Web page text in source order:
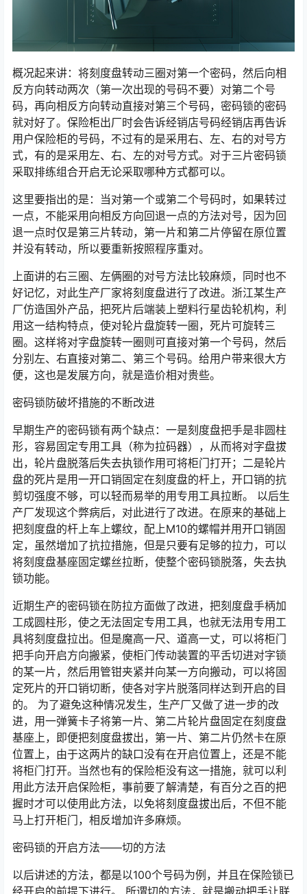
概况起来讲：将刻度盘转动三圈对第一个密码，然后向相
反方向转动两次（第一次出现的号码不要）对第二个号
码，再向相反方向转动直接对第三个号码，密码锁的密码
就对好了。保险柜出厂时会告诉经销店号码经销店再告诉
用户保险柜的号码，不过有的是采用右、左、右的对号方
式，有的是采用左、右、左的对号方式。对于三片密码锁
采取排练组合开启无论采取哪种方式都可以。
这里要指出的是：当对第一个或第二个号码时，如果转过
一点，不能采用向相反方向回退一点的方法对号，因为回
退一点时仅是第三片转动，第一片和第二片停留在原位置
并没有转动，所以要重新按照程序重对。
上面讲的右三圈、左俩圈的对号方法比较麻烦，同时也不
好记忆，对此生产厂家将刻度盘进行了改进。浙江某生产
厂仿造国外产品，把死片后端装上塑料行星齿轮机构，利
用这一结构特点，使对轮片盘旋转一圈，死片可旋转三
圈。这样将对字盘旋转一圈则可直接对第一个号码，然后
分别左、右直接对第二、第三个号码。给用户带来很大方
便，这也是发展方向，就是造价相对贵些。
密码锁防破坏措施的不断改进
早期生产的密码锁有两个缺点：一是刻度盘把手是非圆柱
形，容易固定专用工具（称为拉码器），从而将对字盘拔
出，轮片盘脱落后失去执锁作用可将柜门打开；二是轮片
盘的死片是用一开口销固定在刻度盘的杆上，开口销的抗
剪切强度不够，可以轻而易举的用专用工具拉断。 以后生
产厂发现这个弊病后，对此进行了改进。在原来的基础上
把刻度盘的杆上车上螺纹，配上M10的螺帽并用开口销固
定，虽然增加了抗拉措施，但是只要有足够的拉力，可以
将刻度盘基座固定螺丝拉断，使整个密码锁脱落，失去执
锁功能。
近期生产的密码锁在防拉方面做了改进，把刻度盘手柄加
工成圆柱形，使之无法固定专用工具，也就无法用专用工
具将刻度盘拉出。但是魔高一尺、道高一丈，可以将柜门
把手向开启方向搬紧，使柜门传动装置的平舌切进对字锁
的某一片，然后用管钳夹紧并向某一方向搬动，可以将固
定死片的开口销切断，使各对字片脱落同样达到开启的目
的。 为了避免这种情况发生，生产厂又做了进一步的改
进，用一弹簧卡子将第一片、第二片轮片盘固定在刻度盘
基座上，即便把刻度盘拔出，第一片、第二片仍然卡在原
位置上，由于这两片的缺口没有在开启位置上，还是不能
将柜门打开。当然也有的保险柜没有这一措施，就可以利
用此方法开启保险柜，事前要了解清楚，有百分之百的把
握时才可以使用此方法，以免将刻度盘拔出后，不但不能
马上打开柜门，相反增加许多麻烦。
密码锁的开启方法——切的方法
以后讲述的方法，都是以100个号码为例，并且在保险锁已